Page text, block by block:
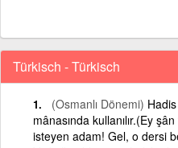
Türkisch - Türkisch
(Osmanlı Dönemi)
mânasında kullanılır.(Ey
isteyen adam! Gel, o dersi